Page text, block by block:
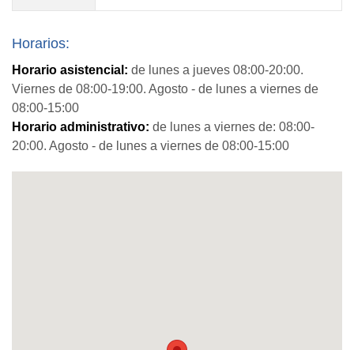
Horarios:
Horario asistencial: de lunes a jueves 08:00-20:00.
Viernes de 08:00-19:00. Agosto - de lunes a viernes de
08:00-15:00
Horario administrativo: de lunes a viernes de: 08:00-
20:00. Agosto - de lunes a viernes de 08:00-15:00